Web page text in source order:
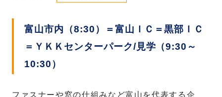
富山市内（8:30）＝富山ＩＣ＝黒部ＩＣ
＝ＹＫＫセンターパーク/見学（9:30～
10:30）
ファスナーや窓の仕組みなど富山を代表する企